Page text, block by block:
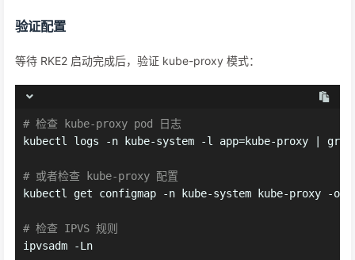
验证配置
等待 RKE2 启动完成后，验证 kube-proxy 模式：
# 检查 kube-proxy pod 日志
kubectl logs -n kube-system -l app=kube-proxy |
# 或者检查 kube-proxy 配置
kubectl get configmap -n kube-system kube-proxy -o
# 检查 IPVS 规则
ipvsadm -Ln